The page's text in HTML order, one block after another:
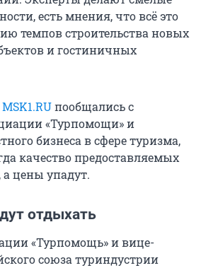
есть мнения, что всё это
темпов строительства новых
и гостиничных
MSK1.RUпообщались с
«Турпомощи» и
бизнеса в сфере туризма,
качество предоставляемых
а цены упадут.
отдыхать
«Турпомощь» и вице-
союза туриндустрии